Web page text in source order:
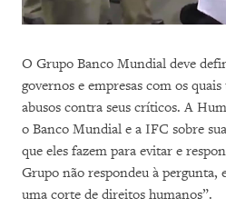
O Grupo Banco Mundial deve
governos e empresas com os
abusos contra seus críticos. A
o Banco Mundial e a IFC sobre
que eles fazem para evitar e
Grupo não respondeu à pergunta,
uma corte de direitos humanos”.